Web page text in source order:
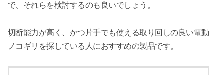
で、それらを検討するのも良いでしょう。
切断能力が高く、かつ片手でも使える取り回しの良い電動
ノコギリを探している人におすすめの製品です。